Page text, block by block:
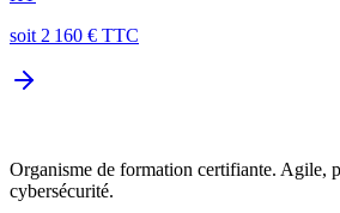
soit 2 160 € TTC
Organisme de formation certifiante. Agile,
cybersécurité.